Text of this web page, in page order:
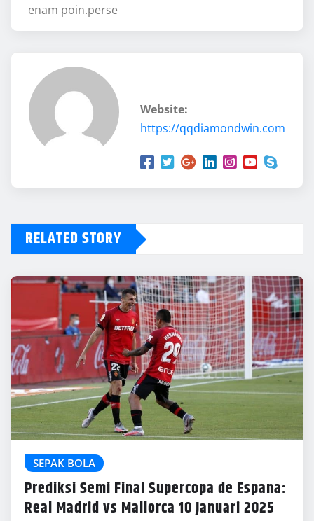
enam poin.perse
Website:
https://qqdiamondwin.com
RELATED STORY
SEPAK BOLA
Prediksi Semi Final Supercopa de Espana:
Real Madrid vs Mallorca 10 Januari 2025